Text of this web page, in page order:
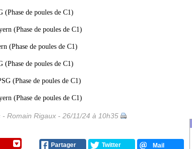
(Phase de poules de C1)
(Phase de poules de C1)
(Phase de poules de C1)
(Phase de poules de C1)
(Phase de poules de C1)
(Phase de poules de C1)
- Romain Rigaux - 26/11/24 à 10h35
Partager Twitter Mail